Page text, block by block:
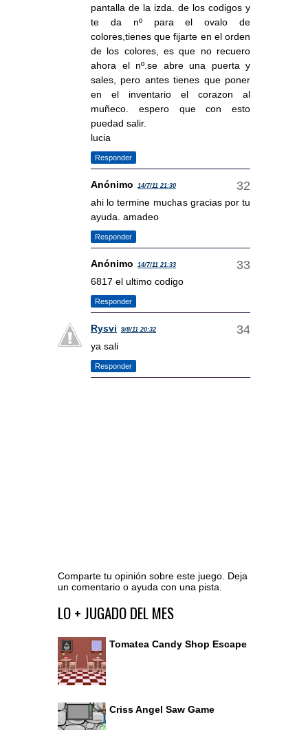
pantalla de la izda. de los codigos y
te da nº para el ovalo de
colores,tienes que fijarte en el orden
de los colores, es que no recuero
ahora el nº.se abre una puerta y
sales, pero antes tienes que poner
en el inventario el corazon al
muñeco. espero que con esto
puedad salir.
lucia
Responder
Anónimo 14/7/11 21:30
ahi lo termine muchas gracias por tu
ayuda. amadeo
Responder
Anónimo 14/7/11 21:33
6817 el ultimo codigo
Responder
Rysvi 9/8/11 20:32
ya sali
Responder
Comparte tu opinión sobre este juego. Deja
un comentario o ayuda con una pista.
Ir al editor de comentarios
LO + JUGADO DEL MES
Tomatea Candy Shop Escape
Criss Angel Saw Game